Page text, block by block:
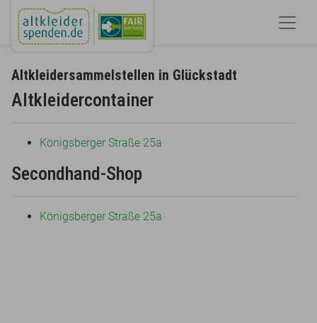
Altkleidersammelstellen in Glückstadt
Altkleidercontainer
Königsberger Straße 25a
Secondhand-Shop
Königsberger Straße 25a